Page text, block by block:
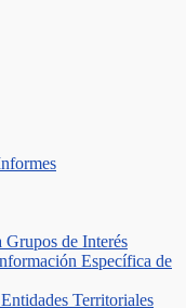
de Interés
Específica de
Territoriales